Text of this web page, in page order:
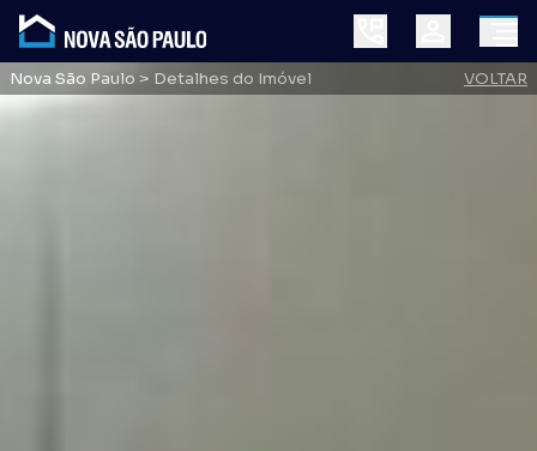
Nova São Paulo > Detalhes do Imóvel VOLTAR